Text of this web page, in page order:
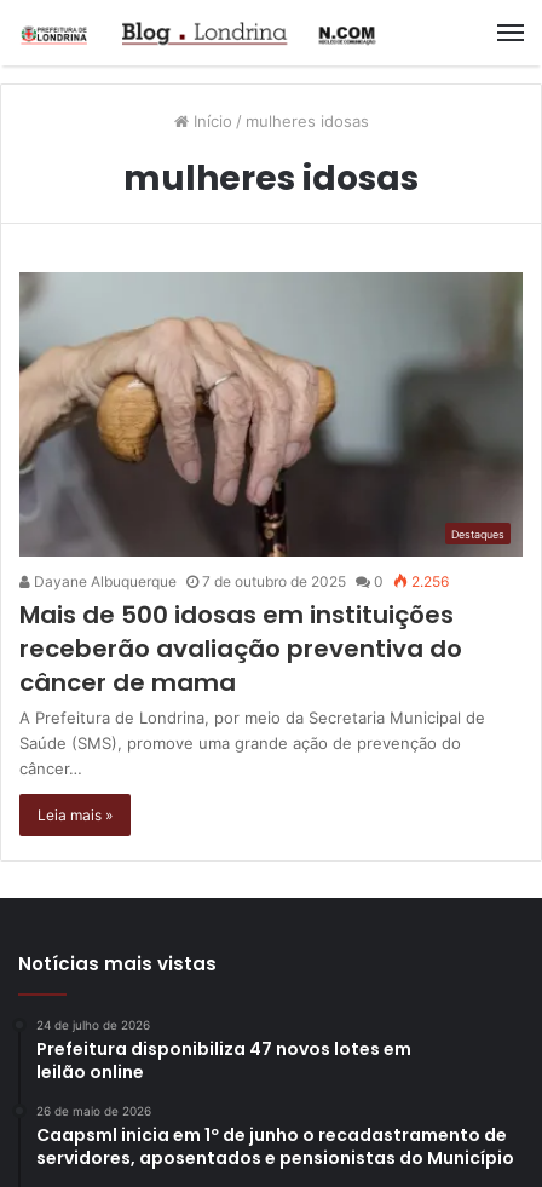
Início / mulheres idosas
mulheres idosas
Destaques
Dayane Albuquerque 7 de outubro de 2025 0 2.256
Mais de 500 idosas em instituições
receberão avaliação preventiva do
câncer de mama
A Prefeitura de Londrina, por meio da Secretaria Municipal de
Saúde (SMS), promove uma grande ação de prevenção do
câncer…
Leia mais »
Notícias mais vistas
24 de julho de 2026
Prefeitura disponibiliza 47 novos lotes em
leilão online
26 de maio de 2026
Caapsml inicia em 1º de junho o recadastramento de
servidores, aposentados e pensionistas do Município